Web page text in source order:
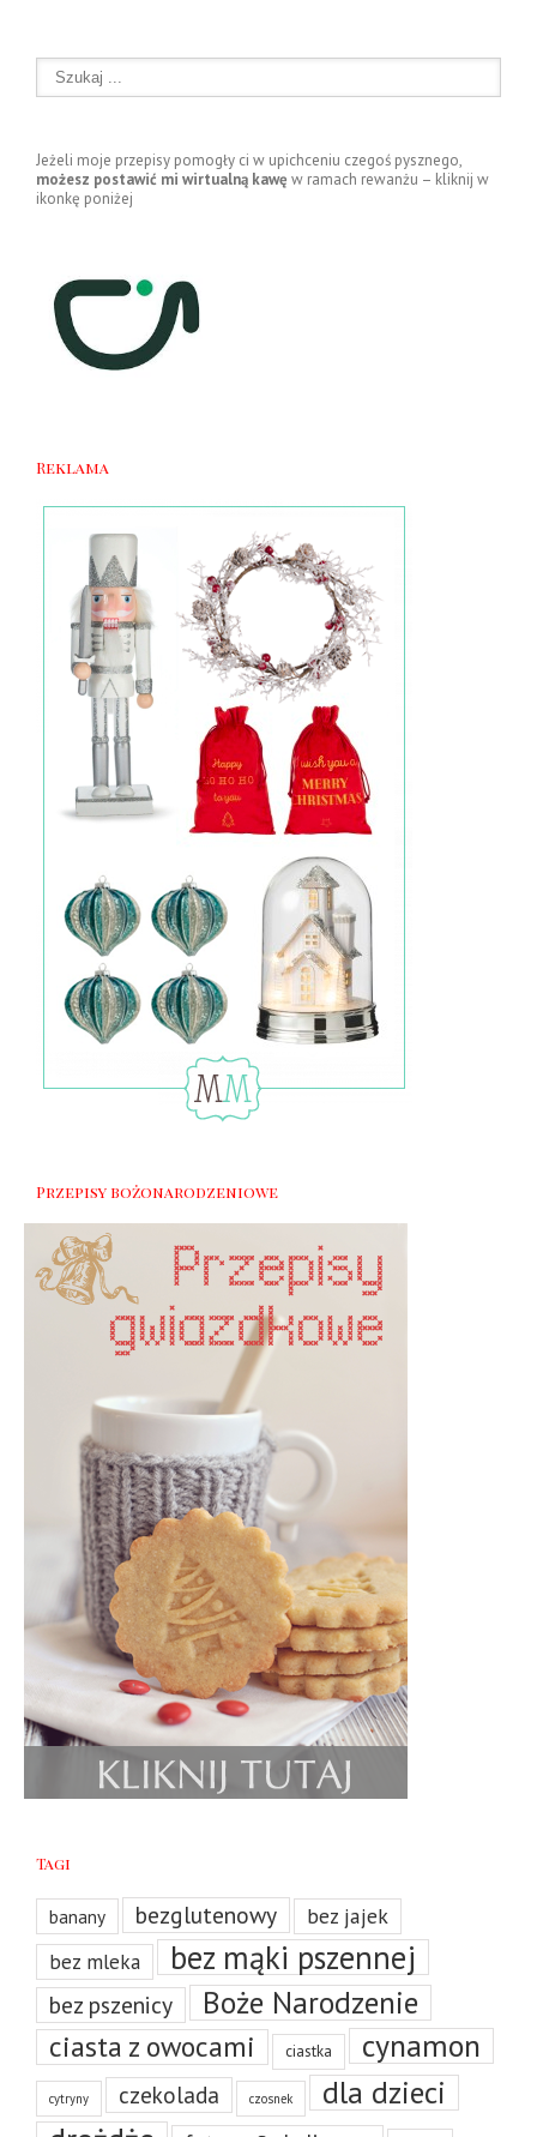
Jeżeli moje przepisy pomogły ci w upichceniu czegoś pysznego,
możesz postawić mi wirtualną kawę w ramach rewanżu – kliknij w
ikonkę poniżej
Reklama
Przepisy bożonarodzeniowe
Tagi
banany bezglutenowy bez jajek
bez mleka bez mąki pszennej
bez pszenicy Boże Narodzenie
ciasta z owocami ciastka cynamon
cytryny czekolada czosnek dla dzieci